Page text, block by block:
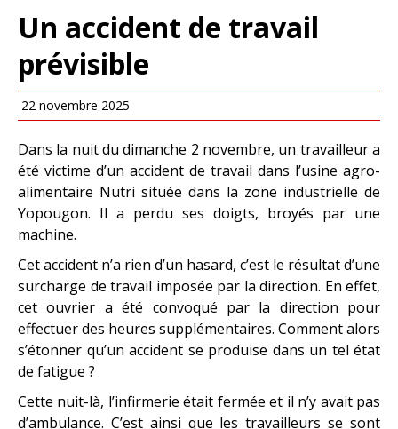
Un accident de travail
prévisible
22 novembre 2025
Dans la nuit du dimanche 2 novembre, un travailleur a
été victime d’un accident de travail dans l’usine agro-
alimentaire Nutri située dans la zone industrielle de
Yopougon. Il a perdu ses doigts, broyés par une
machine.
Cet accident n’a rien d’un hasard, c’est le résultat d’une
surcharge de travail imposée par la direction. En effet,
cet ouvrier a été convoqué par la direction pour
effectuer des heures supplémentaires. Comment alors
s’étonner qu’un accident se produise dans un tel état
de fatigue ?
Cette nuit-là, l’infirmerie était fermée et il n’y avait pas
d’ambulance. C’est ainsi que les travailleurs se sont